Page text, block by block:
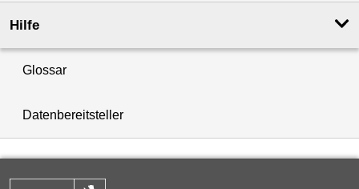
Hilfe
Glossar
Datenbereitsteller